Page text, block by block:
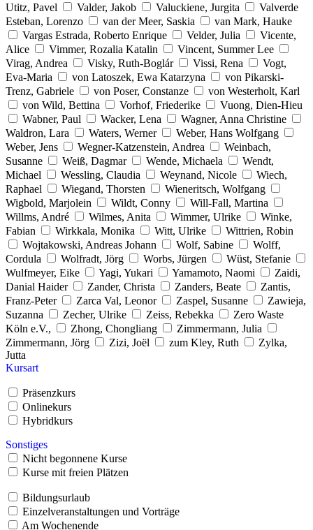
Utitz, Pavel
Valder, Jakob Valuckiene, Jurgita
Valverde
Esteban, Lorenzo
van der Meer, Saskia
van Mark, Hauke
Vargas Estrada, Roberto Enrique
Velder, Julia
Vicente,
Alice
Vimmer, Rozalia Katalin
Vincent, Summer Lee
Virag, Andrea
Visky, Ruth-Boglár Vissi, Rena
Vogt,
Eva-Maria
von Latoszek, Ewa Katarzyna
von Pikarski-
Trenz, Gabriele
von Poser, Constanze
von Westerholt, Karl
von Wild, Bettina
Vorhof, Friederike
Vuong, Dien-Hieu
Wabner, Paul
Wacker, Lena
Wagner, Anna Christine
Waldron, Lara
Waters, Werner
Weber, Hans Wolfgang
Weber, Jens
Wegner-Katzenstein, Andrea
Weinbach,
Susanne
Weiß, Dagmar Wende, Michaela
Wendt,
Michael
Wessling, Claudia Weynand, Nicole
Wiech,
Raphael
Wiegand, Thorsten
Wieneritsch, Wolfgang
Wigbold, Marjolein
Wildt, Conny
Will-Fall, Martina
Willms, André
Wilmes, Anita Wimmer, Ulrike
Winke,
Fabian
Wirkkala, Monika Witt, Ulrike
Wittrien, Robin
Wojtakowski, Andreas Johann
Wolf, Sabine
Wolff,
Cordula
Wolfradt, Jörg Worbs, Jürgen
Wüst, Stefanie
Wulfmeyer, Eike
Yagi, Yukari Yamamoto, Naomi
Zaidi,
Danial Haider
Zander, Christa Zanders, Beate
Zantis,
Franz-Peter
Zarca Val, Leonor Zaspel, Susanne
Zawieja,
Suzanna
Zecher, Ulrike Zeiss, Rebekka
Zero Waste
Köln e.V.,
Zhong, Chongliang
Zimmermann, Julia
Zimmermann, Jörg
Zizi, Joël zum Kley, Ruth
Zylka,
Jutta
Kursart
Präsenzkurs
Onlinekurs
Hybridkurs
Sonstiges
Nicht begonnene Kurse
Kurse mit freien Plätzen
Bildungsurlaub
Einzelveranstaltungen und Vorträge
Am Wochenende